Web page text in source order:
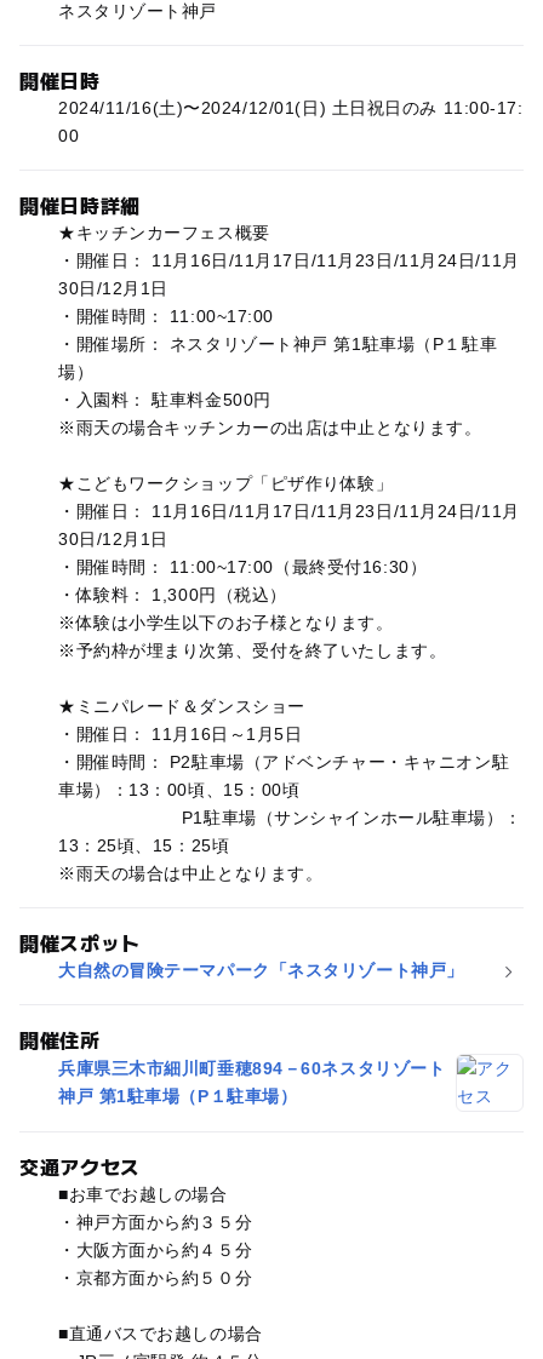
ネスタリゾート神戸
開催日時
2024/11/16(土)〜2024/12/01(日) 土日祝日のみ 11:00-17:
00
開催日時詳細
★キッチンカーフェス概要
・開催日： 11月16日/11月17日/11月23日/11月24日/11月
30日/12月1日
・開催時間： 11:00~17:00
・開催場所： ネスタリゾート神戸 第1駐車場（P１駐車
場）
・入園料： 駐車料金500円
※雨天の場合キッチンカーの出店は中止となります。
★こどもワークショップ「ピザ作り体験」
・開催日： 11月16日/11月17日/11月23日/11月24日/11月
30日/12月1日
・開催時間： 11:00~17:00（最終受付16:30）
・体験料： 1,300円（税込）
※体験は小学生以下のお子様となります。
※予約枠が埋まり次第、受付を終了いたします。
★ミニパレード＆ダンスショー
・開催日： 11月16日～1月5日
・開催時間： P2駐車場（アドベンチャー・キャニオン駐
車場）：13：00頃、15：00頃
P1駐車場（サンシャインホール駐車場）：
13：25頃、15：25頃
※雨天の場合は中止となります。
開催スポット
大自然の冒険テーマパーク「ネスタリゾート神戸」
開催住所
兵庫県三木市細川町垂穂894－60ネスタリゾート
神戸 第1駐車場（P１駐車場）
交通アクセス
■お車でお越しの場合
・神戸方面から約３５分
・大阪方面から約４５分
・京都方面から約５０分
■直通バスでお越しの場合